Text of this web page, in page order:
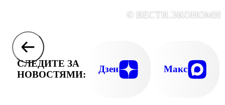
©
СЛЕДИТЕ ЗА
НОВОСТЯМИ:
Дзен Макс